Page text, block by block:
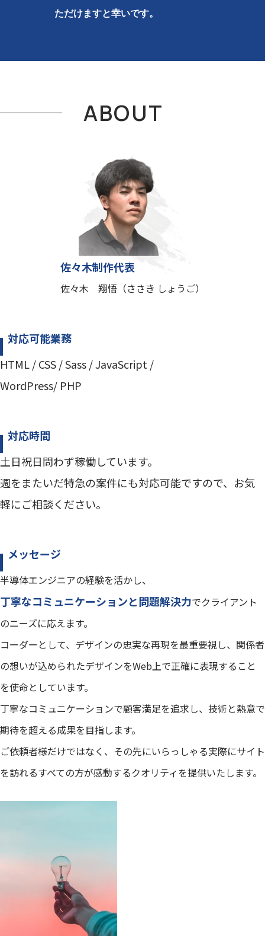
ただけますと幸いです。
ABOUT
佐々木制作代表
佐々木 翔悟（ささき しょうご）
対応可能業務
HTML / CSS / Sass / JavaScript /
WordPress/ PHP
対応時間
土日祝日問わず稼働しています。
週をまたいだ特急の案件にも対応可能ですので、お気
軽にご相談ください。
メッセージ
半導体エンジニアの経験を活かし、
丁寧なコミュニケーションと問題解決力でクライアント
のニーズに応えます。
コーダーとして、デザインの忠実な再現を最重要視し、関係者
の想いが込められたデザインをWeb上で正確に表現すること
を使命としています。
丁寧なコミュニケーションで顧客満足を追求し、技術と熱意で
期待を超える成果を目指します。
ご依頼者様だけではなく、その先にいらっしゃる実際にサイト
を訪れるすべての方が感動するクオリティを提供いたします。